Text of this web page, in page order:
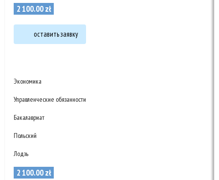
2 100.00zł
оставить заявку
Экономика
Управленческие обязанности
Бакалавриат
Польский
Лодзь
2 100.00zł